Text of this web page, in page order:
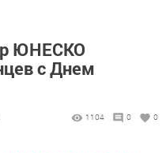
ЮНЕСКО
с Днем
1104 0 0